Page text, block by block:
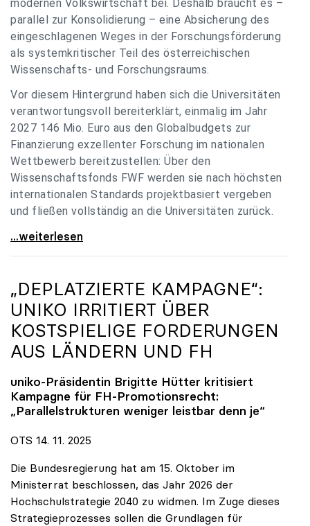
modernen Volkswirtschaft bei. Deshalb braucht es –
parallel zur Konsolidierung – eine Absicherung des
eingeschlagenen Weges in der Forschungsförderung
als systemkritischer Teil des österreichischen
Wissenschafts- und Forschungsraums.
Vor diesem Hintergrund haben sich die Universitäten
verantwortungsvoll bereiterklärt, einmalig im Jahr
2027 146 Mio. Euro aus den Globalbudgets zur
Finanzierung exzellenter Forschung im nationalen
Wettbewerb bereitzustellen: Über den
Wissenschaftsfonds FWF werden sie nach höchsten
internationalen Standards projektbasiert vergeben
und fließen vollständig an die Universitäten zurück.
Gemeinsam für einen starken Wissenschafts- und
...weiterlesen
„DEPLATZIERTE KAMPAGNE“:
UNIKO IRRITIERT ÜBER
KOSTSPIELIGE FORDERUNGEN
AUS LÄNDERN UND FH
uniko-Präsidentin Brigitte Hütter kritisiert
Kampagne für FH-Promotionsrecht:
„Parallelstrukturen weniger leistbar denn je“
OTS 14. 11. 2025
Die Bundesregierung hat am 15. Oktober im
Ministerrat beschlossen, das Jahr 2026 der
Hochschulstrategie 2040 zu widmen. Im Zuge dieses
Strategieprozesses sollen die Grundlagen für